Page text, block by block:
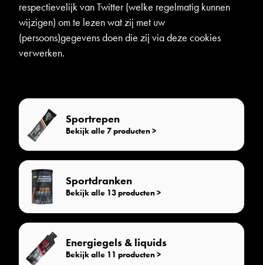
respectievelijk van Twitter (welke regelmatig kunnen
wijzigen) om te lezen wat zij met uw
(persoons)gegevens doen die zij via deze cookies
verwerken.
Sportrepen
Bekijk alle 7 producten >
Sportdranken
Bekijk alle 13 producten >
Energiegels & liquids
Bekijk alle 11 producten >